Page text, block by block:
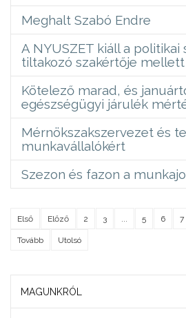
Meghalt Szabó Endre
A NYUSZET kiáll a politikai
tiltakozó szakértője mellett
Kötelező marad, és
egészségügyi járulék
Mérnökszakszervezet és
munkavállalókért
Szezon és fazon a
Első Előző 2 3 5 6 7
Tovább Utolsó
MAGUNKRÓL